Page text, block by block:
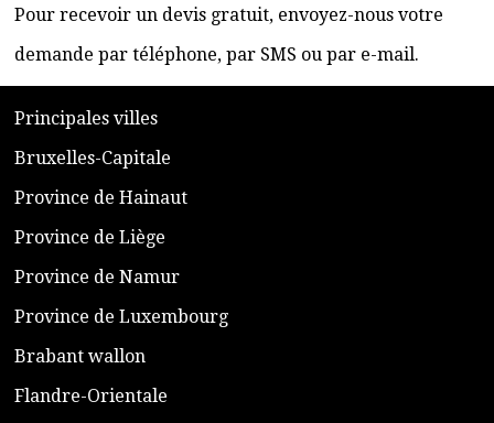
Pour recevoir un devis gratuit, envoyez-nous votre
demande par téléphone, par SMS ou par e-mail.
​Principales villes
​Bruxelles-Capitale
​Province de Hainaut
Province de Liège
​Province de Namur
​Province de Luxembourg
​Brabant wallon
​Flandre-Orientale